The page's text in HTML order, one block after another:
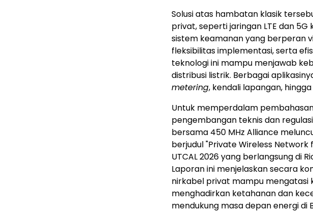
Solusi atas hambatan klasik
privat, seperti jaringan LTE dan
sistem keamanan yang berperan
fleksibilitas implementasi, serta
teknologi ini mampu menjawab
distribusi listrik. Berbagai
metering, kendali lapangan,
Untuk memperdalam
pengembangan teknis dan
bersama 450 MHz Alliance
berjudul "Private Wireless
UTCAL 2026 yang berlangsung di
Laporan ini menjelaskan secara
nirkabel privat mampu mengatasi
menghadirkan ketahanan dan
mendukung masa depan energi di